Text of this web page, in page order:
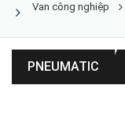
Van công nghiệp
PNEUMATIC